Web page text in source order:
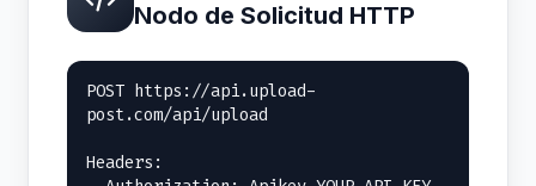
Nodo de Solicitud HTTP
POST https://api.upload-
post.com/api/upload
Headers: